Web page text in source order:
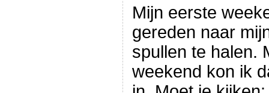
Mijn eerste
gereden naar
spullen te halen.
weekend kon ik